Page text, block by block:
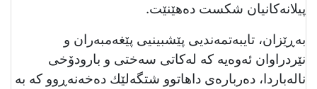
پیلانەكانیان شكست دەهێنێت.
بەڕێزان، تایبەتمەندیی پێشبینیی پێغەمبەران و
نێردراوان ئەوەیە کە لەکاتی سەختی و بارودۆخی
نالەباردا، دەربارەی داهاتوو شتگەلێك دەخەنەڕوو کە بە